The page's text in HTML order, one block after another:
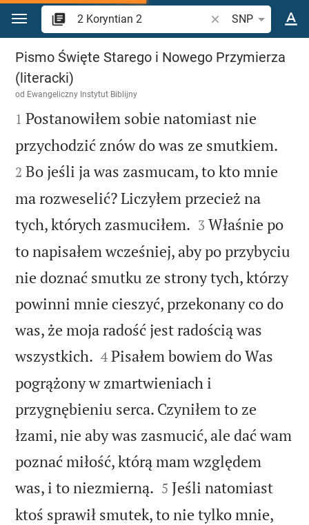
Przejdź do treści
Szukaj wersetu lub
SNP
2 Koryntian 2
Pismo Święte Starego i Nowego Przymierza
(literacki)
od Ewangeliczny Instytut Biblijny

1 Postanowiłem sobie natomiast nie
przychodzić znów do was ze smutkiem.
2 Bo jeśli ja was zasmucam, to kto mnie
ma rozweselić? Liczyłem przecież na
tych, których zasmuciłem. 

3 Właśnie po
to napisałem wcześniej, aby po przybyciu
nie doznać smutku ze strony tych, którzy
powinni mnie cieszyć, przekonany co do
was, że moja radość jest radością was
wszystkich. 

4 Pisałem bowiem do Was
pogrążony w zmartwieniach i
przygnębieniu serca. Czyniłem to ze
łzami, nie aby was zasmucić, ale dać wam
poznać miłość, którą mam względem
was, i to niezmierną. 

5 Jeśli natomiast
ktoś sprawił smutek, to nie tylko mnie,